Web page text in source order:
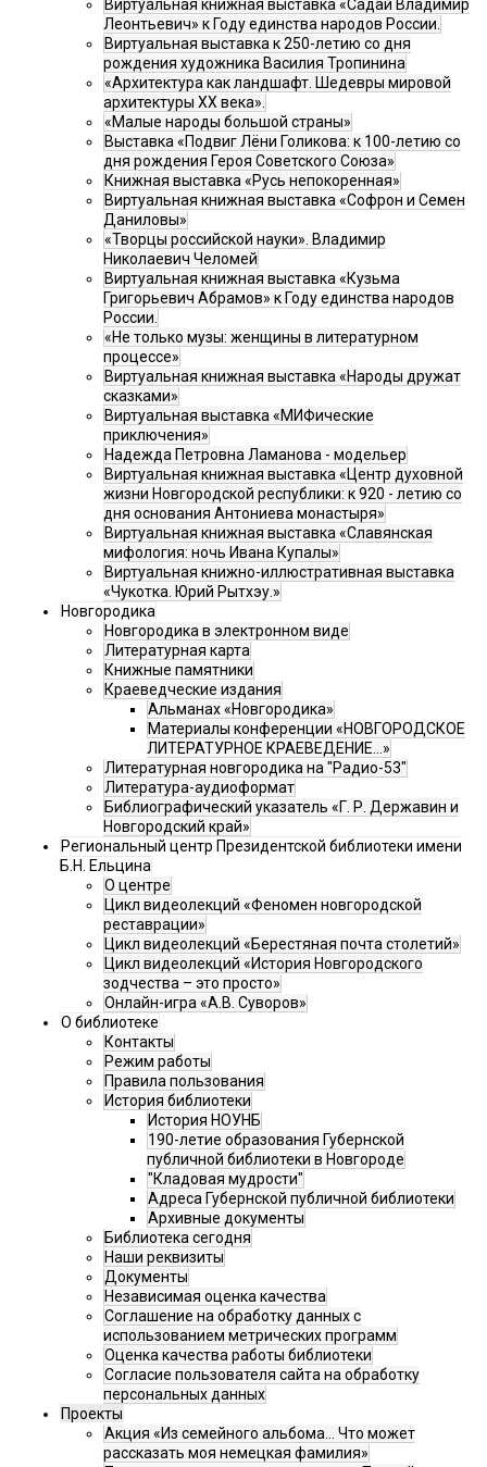
Виртуальная книжная выставка «Садай Владимир
Леонтьевич» к Году единства народов России.
Виртуальная выставка к 250-летию со дня
рождения художника Василия Тропинина
«Архитектура как ландшафт. Шедевры мировой
архитектуры XX века».
«Малые народы большой страны»
Выставка «Подвиг Лёни Голикова: к 100-летию со
дня рождения Героя Советского Союза»
Книжная выставка «Русь непокоренная»
Виртуальная книжная выставка «Софрон и Семен
Даниловы»
«Творцы российской науки». Владимир
Николаевич Челомей
Виртуальная книжная выставка «Кузьма
Григорьевич Абрамов» к Году единства народов
России.
«Не только музы: женщины в литературном
процессе»
Виртуальная книжная выставка «Народы дружат
сказками»
Виртуальная выставка «МИФические
приключения»
Надежда Петровна Ламанова - модельер
Виртуальная книжная выставка «Центр духовной
жизни Новгородской республики: к 920 - летию со
дня основания Антониева монастыря»
Виртуальная книжная выставка «Славянская
мифология: ночь Ивана Купалы»
Виртуальная книжно-иллюстративная выставка
«Чукотка. Юрий Рытхэу.»
Новгородика
Новгородика в электронном виде
Литературная карта
Книжные памятники
Краеведческие издания
Альманах «Новгородика»
Материалы конференции «НОВГОРОДСКОЕ
ЛИТЕРАТУРНОЕ КРАЕВЕДЕНИЕ...»
Литературная новгородика на "Радио-53"
Литература-аудиоформат
Библиографический указатель «Г. Р. Державин и
Новгородский край»
Региональный центр Президентской библиотеки имени
Б.Н. Ельцина
О центре
Цикл видеолекций «Феномен новгородской
реставрации»
Цикл видеолекций «Берестяная почта столетий»
Цикл видеолекций «История Новгородского
зодчества – это просто»
Онлайн-игра «А.В. Суворов»
О библиотеке
Контакты
Режим работы
Правила пользования
История библиотеки
История НОУНБ
190-летие образования Губернской
публичной библиотеки в Новгороде
"Кладовая мудрости"
Адреса Губернской публичной библиотеки
Архивные документы
Библиотека сегодня
Наши реквизиты
Документы
Независимая оценка качества
Соглашение на обработку данных с
использованием метрических программ
Оценка качества работы библиотеки
Согласие пользователя сайта на обработку
персональных данных
Проекты
Акция «Из семейного альбома... Что может
рассказать моя немецкая фамилия»